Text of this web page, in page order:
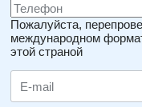
Пожалуйста,
международном
этой страной